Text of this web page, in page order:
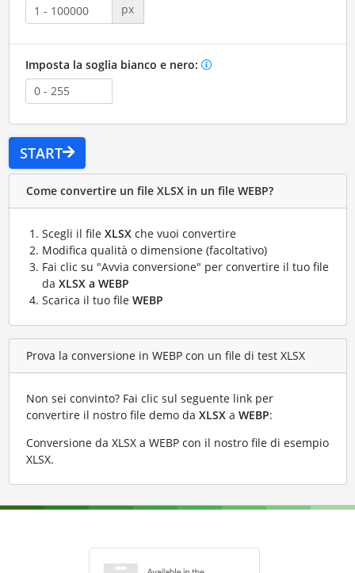
px
Imposta la soglia bianco e nero:
START
Come convertire un file XLSX in un file WEBP?
Scegli il file XLSXche vuoi convertire
Modifica qualità o dimensione (facoltativo)
Fai clic su "Avvia conversione" per convertire il tuo file
da XLSX a WEBP
Scarica il tuo file WEBP
Prova la conversione in WEBP con un file di test XLSX
Non sei convinto? Fai clic sul seguente link per
convertire il nostro file demo da XLSXa WEBP:
Conversione da XLSX a WEBP con il nostro file di esempio
XLSX.